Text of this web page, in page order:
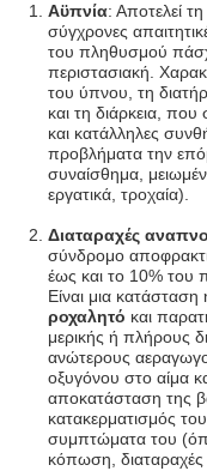
Αϋπνία: Αποτελεί
σύγχρονες
του πληθυσμού
περιστασιακή.
του ύπνου, τη
και τη διάρκεια,
και κατάλληλες
προβλήματα την
συναίσθημα,
εργατικά, τροχαία).
Διαταραχές
σύνδρομο
έως και το 10% του
Είναι μια
ροχαλητό και
μερικής ή πλήρους
ανώτερους
οξυγόνου στο αίμα
αποκατάσταση της
κατακερματισμός
συμπτώματα του
κόπωση,